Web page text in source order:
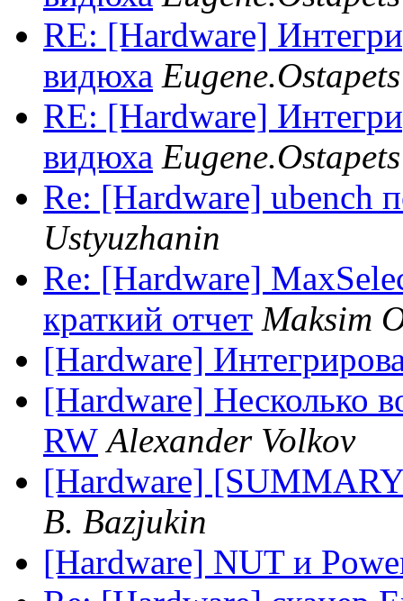
RE: [Hardware]
видюха
RE: [Hardware]
видюха
Re: [Hardware] ubench
Ustyuzhanin
Re: [Hardware]
краткий отчет Maksim
[Hardware]
[Hardware] Несколько
RW Alexander Volkov
[Hardware]
B. Bazjukin
[Hardware] NUT и